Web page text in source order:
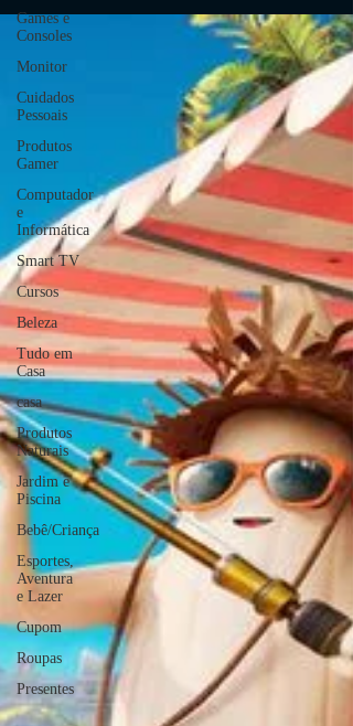
Games e
Consoles
Monitor
Cuidados
Pessoais
Produtos
Gamer
Computador
e
Informática
Smart TV
Cursos
Beleza
Tudo em
Casa
casa
Produtos
Naturais
Jardim e
Piscina
Bebê/Criança
Esportes,
Aventura
e Lazer
Cupom
Roupas
Presentes
encontrar a localização da comida de gato para uma das
lendárias missões para a 7ª tempor